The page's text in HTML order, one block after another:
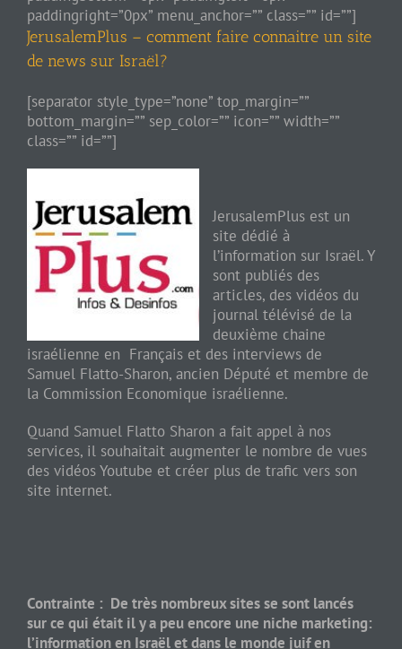
paddingright=”0px” menu_anchor=”” class=”” id=””]
JerusalemPlus – comment faire connaitre un site
de news sur Israël?
[separator style_type=”none” top_margin=””
bottom_margin=”” sep_color=”” icon=”” width=””
class=”” id=””]
JerusalemPlus est un
site dédié à
l’information sur Israël. Y
sont publiés des
articles, des vidéos du
journal télévisé de la
deuxième chaine
israélienne en Français et des interviews de
Samuel Flatto-Sharon, ancien Député et membre de
la Commission Economique israélienne.
Quand Samuel Flatto Sharon a fait appel à nos
services, il souhaitait augmenter le nombre de vues
des vidéos Youtube et créer plus de trafic vers son
site internet.
Contrainte : De très nombreux sites se sont lancés
sur ce qui était il y a peu encore une niche marketing:
l’information en Israël et dans le monde juif en